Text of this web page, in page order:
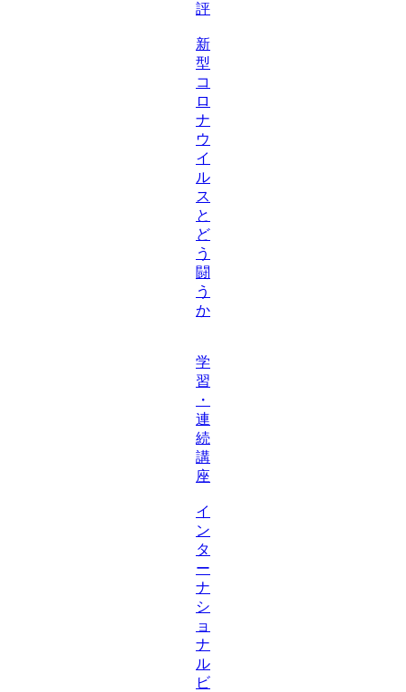
評
新
型
コ
ロ
ナ
ウ
イ
ル
ス
と
ど
う
闘
う
か
学
習
・
連
続
講
座
イ
ン
タ
ー
ナ
シ
ョ
ナ
ル
ビ